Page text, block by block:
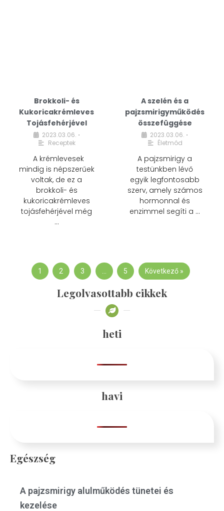
Brokkoli- és
Kukoricakrémleves
Tojásfehérjével
2023.03.06. •
Receptek
A krémlevesek
mindig is népszerűek
voltak, de ez a
brokkoli- és
kukoricakrémleves
tojásfehérjével még
…
A szelén és a
pajzsmirigyműködés
összefüggése
2023.03.06. •
Életmód
A pajzsmirigy a
testünkben lévő
egyik legfontosabb
szerv, amely számos
hormonnal és
enzimmel segíti a …
1 2 3 … 5 Következő »
Legolvasottabb cikkek
heti
havi
Egészség
A pajzsmirigy alulműködés tünetei és
kezelése